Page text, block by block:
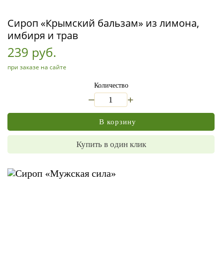
Сироп «Крымский бальзам» из лимона,
имбиря и трав
239 руб.
при заказе на сайте
Количество
+
В корзину
Купить в один клик